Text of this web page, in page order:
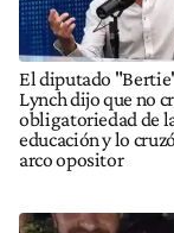
El diputado
Lynch dijo que no
obligatoriedad de
educación y lo
arco opositor